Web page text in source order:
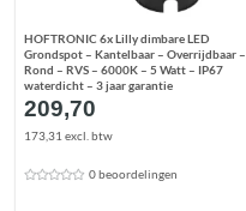
HOFTRONIC 6x Lilly dimbare LED
Grondspot – Kantelbaar – Overrijdbaar –
Rond – RVS – 6000K – 5 Watt – IP67
waterdicht – 3 jaar garantie
209,70
173,31 excl. btw
0 beoordelingen